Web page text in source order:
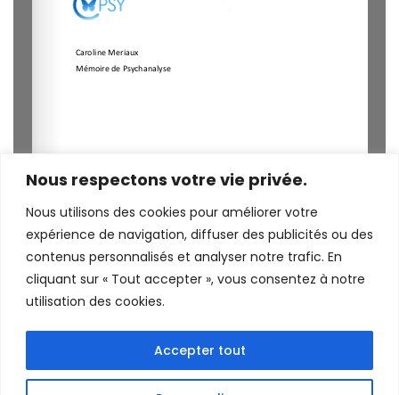
Nous respectons votre vie privée.
Nous utilisons des cookies pour améliorer votre
expérience de navigation, diffuser des publicités ou des
contenus personnalisés et analyser notre trafic. En
cliquant sur « Tout accepter », vous consentez à notre
utilisation des cookies.
Accepter tout